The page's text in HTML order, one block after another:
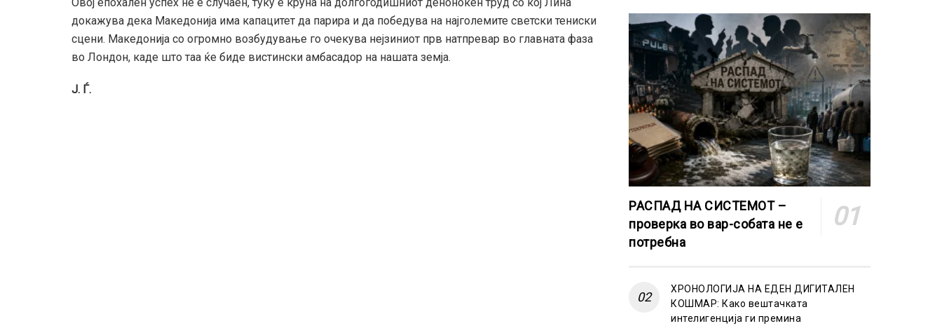
докажува дека Македонија има капацитет да парира и да победува на најголемите светски тениски
сцени. Македонија со огромно возбудување го очекува нејзиниот прв натпревар во главната фаза
во Лондон, каде што таа ќе биде вистински амбасадор на нашата земја.
Ј. Ѓ.
РАСПАД НА СИСТЕМОТ –
проверка во вар-собата не е
потребна
ХРОНОЛОГИЈА НА ЕДЕН ДИГИТАЛЕН
КОШМАР: Како вештачката
интелигенција ги премина